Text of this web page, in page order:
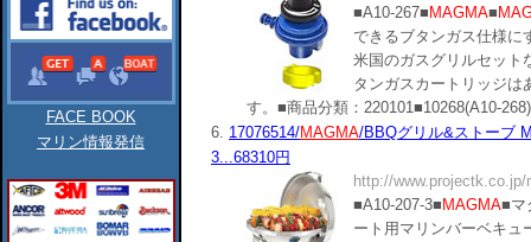
FACE BOOK
マリン情報発信
■A10-267■ MAGMA■
できるブタンガス仕様に
米国のガスグリルセット
タンガスカートリッジは
す。■商品分類：220101■10268(A10-
6. 17076514/MAGMA/BBQグリル&ストーブ
3...68310円
http://
■A10-207-3■ MAGMA■マ
ート用マリンバーベキュ